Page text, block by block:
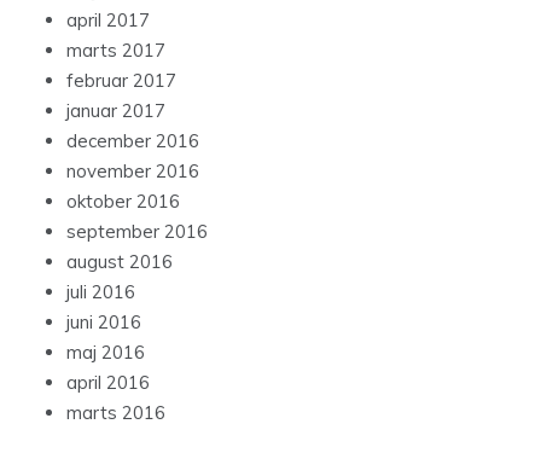
april 2017
marts 2017
februar 2017
januar 2017
december 2016
november 2016
oktober 2016
september 2016
august 2016
juli 2016
juni 2016
maj 2016
april 2016
marts 2016